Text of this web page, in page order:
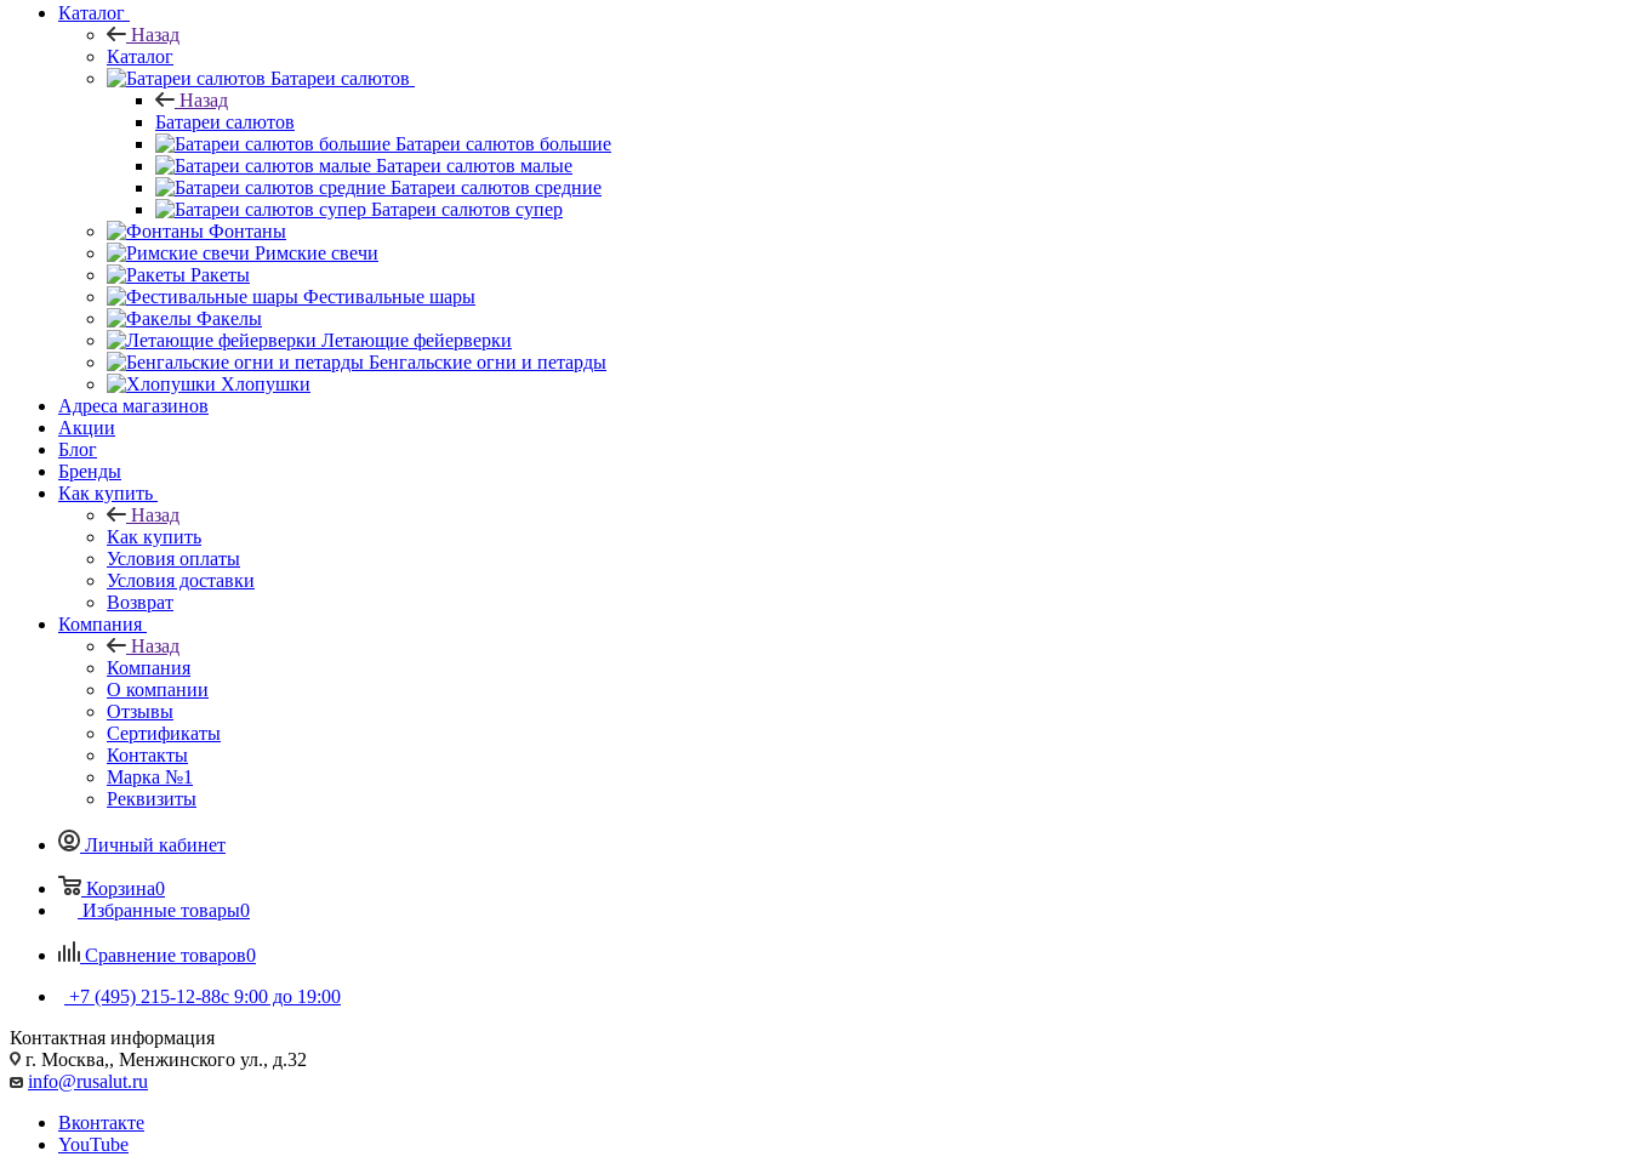
Каталог
Назад
Каталог
Батареи салютов
Назад
Батареи салютов
Батареи салютов большие
Батареи салютов малые
Батареи салютов средние
Батареи салютов супер
Фонтаны
Римские свечи
Ракеты
Фестивальные шары
Факелы
Летающие фейерверки
Бенгальские огни и петарды
Хлопушки
Адреса магазинов
Акции
Блог
Бренды
Как купить
Назад
Как купить
Условия оплаты
Условия доставки
Возврат
Компания
Назад
Компания
О компании
Отзывы
Сертификаты
Контакты
Марка №1
Реквизиты
Личный кабинет
Корзина0
Избранные товары0
Сравнение товаров0
+7 (495) 215-12-88c 9:00 до 19:00
Контактная информация
г. Москва,, Менжинского ул., д.32
info@rusalut.ru
Вконтакте
YouTube